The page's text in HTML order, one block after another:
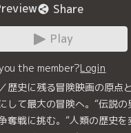
Share
Play
the member?Login
歴史に残る冒険映画の原点
して最大の冒険へ。“伝説
奪戦に挑む。“人類の歴史